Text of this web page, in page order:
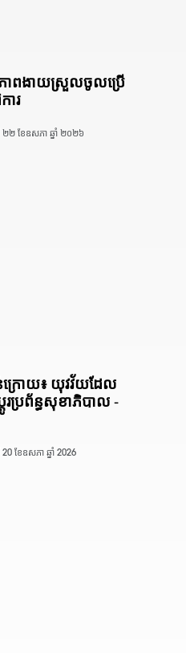
ភាពងាយស្រួលចូលប្រើ
ារ
២២ ខែឧសភា ឆ្នាំ ២០២៦
រោយ៖ យុវវ័យដែល
តូរប្រព័ន្ធសុខាភិបាល -
20 ខែឧសភា ឆ្នាំ 2026